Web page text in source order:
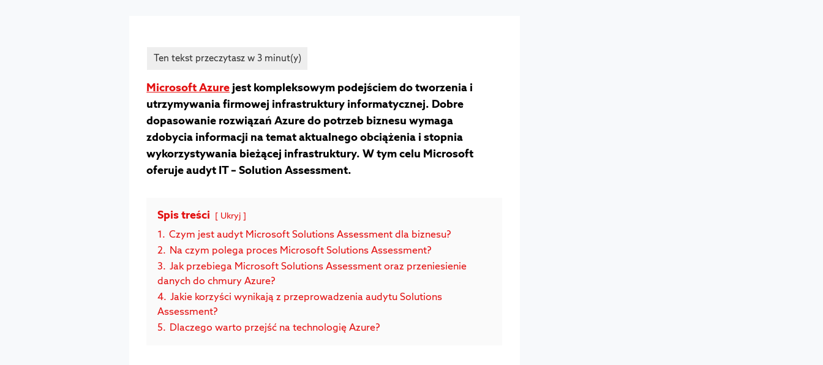
Microsoft Azure jest kompleksowym podejściem do tworzenia i
utrzymywania firmowej infrastruktury informatycznej. Dobre
dopasowanie rozwiązań Azure do potrzeb biznesu wymaga
zdobycia informacji na temat aktualnego obciążenia i stopnia
wykorzystywania bieżącej infrastruktury. W tym celu Microsoft
oferuje audyt IT – Solution Assessment.
Spis treści Ukryj
1. Czym jest audyt Microsoft Solutions Assessment dla biznesu?
2. Na czym polega proces Microsoft Solutions Assessment?
3. Jak przebiega Microsoft Solutions Assessment oraz przeniesienie
danych do chmury Azure?
4. Jakie korzyści wynikają z przeprowadzenia audytu Solutions
Assessment?
5. Dlaczego warto przejść na technologię Azure?